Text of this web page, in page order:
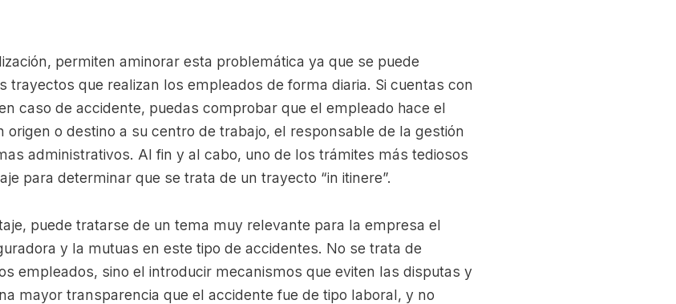
permiten aminorar esta problemática ya que se puede
trayectos que realizan los empleados de forma diaria. Si cuentas con
caso de accidente, puedas comprobar que el empleado hace el
origen o destino a su centro de trabajo, el responsable de la gestión
administrativos. Al fin y al cabo, uno de los trámites más tediosos
para determinar que se trata de un trayecto “in itinere”.
puede tratarse de un tema muy relevante para la empresa el
y la mutuas en este tipo de accidentes. No se trata de
empleados, sino el introducir mecanismos que eviten las disputas y
mayor transparencia que el accidente fue de tipo laboral, y no